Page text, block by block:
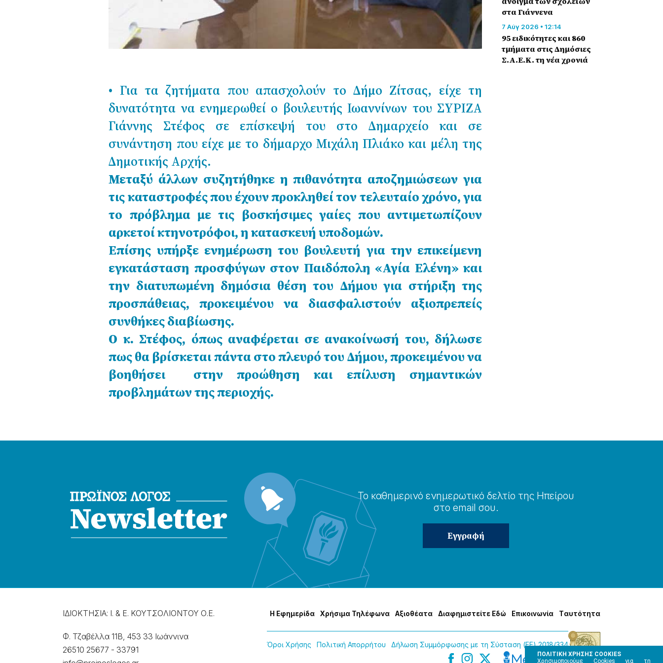
ΠΟΛΙΤΙΚΗ ΧΡΗΣΗΣ COOKIES
Χρησιμοποιούμε Cookies για τη
• Για τα ζητήματα που απασχολούν το Δήμο Ζίτσας, είχε τη
δυνατότητα να ενημερωθεί ο βουλευτής Ιωαννίνων του ΣΥΡΙΖΑ
Γιάννης Στέφος σε επίσκεψή του στο Δημαρχείο και σε
συνάντηση που είχε με το δήμαρχο Μιχάλη Πλιάκο και μέλη της
Δημοτικής Αρχής.
Μεταξύ άλλων συζητήθηκε η πιθανότητα αποζημιώσεων για
τις καταστροφές που έχουν προκληθεί τον τελευταίο χρόνο, για
το πρόβλημα με τις βοσκήσιμες γαίες που αντιμετωπίζουν
αρκετοί κτηνοτρόφοι, η κατασκευή υποδομών.
Επίσης υπήρξε ενημέρωση του βουλευτή για την επικείμενη
εγκατάσταση προσφύγων στον Παιδόπολη «Αγία Ελένη» και
την διατυπωμένη δημόσια θέση του Δήμου για στήριξη της
προσπάθειας, προκειμένου να διασφαλιστούν αξιοπρεπείς
συνθήκες διαβίωσης.
Ο κ. Στέφος, όπως αναφέρεται σε ανακοίνωσή του, δήλωσε
πως θα βρίσκεται πάντα στο πλευρό του Δήμου, προκειμένου να
βοηθήσει στην προώθηση και επίλυση σημαντικών
προβλημάτων της περιοχής.
στα Γιάννενα
7 Αύγ 2026 • 12:14
95 ειδικότητες και 860
τμήματα στις Δημόσιες
Σ.Α.Ε.Κ. τη νέα χρονιά
Το καθημερɩνό ενημερωτɩκό δελτίο της Ηπείρου
στο email σου.
ΙΔΙΟΚΤΗΣΙΑ: Ι. & Ε. ΚΟΥΤΣΟΛΙΟΝΤΟΥ Ο.Ε.
Φ. Τζαβέλλα 11Β, 453 33 Ιωάννɩνα
26510 25677 - 33791
Η Εφημερίδα Χρήσɩμα Τηλέφωνα Αξɩοθέατα Δɩαφημɩστείτε Εδώ Επɩκοɩνωνία Tαυτότητα
Όροɩ Χρήσης Πολɩτɩκή Απορρήτου Δήλωση Συμμόρφωσης με τη Σύσταση (ΕΕ) 2018/334